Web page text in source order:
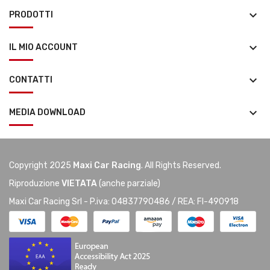
PRODOTTI keyboard_arrow_down
IL MIO ACCOUNT keyboard_arrow_down
CONTATTI keyboard_arrow_down
MEDIA DOWNLOAD keyboard_arrow_down
Copyright 2025 Maxi Car Racing. All Rights Reserved.
Riproduzione VIETATA(anche parziale)
Maxi Car Racing Srl - P.iva: 04837790486 / REA: FI-490918